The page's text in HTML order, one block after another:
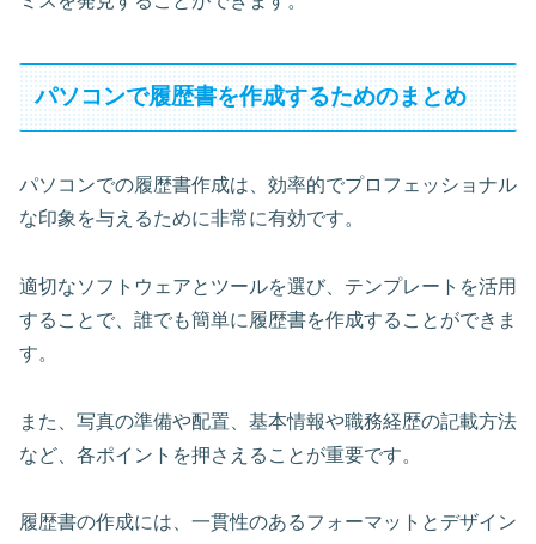
パソコンで履歴書を作成するためのまとめ
パソコンでの履歴書作成は、効率的でプロフェッショナル
な印象を与えるために非常に有効です。
適切なソフトウェアとツールを選び、テンプレートを活用
することで、誰でも簡単に履歴書を作成することができま
す。
また、写真の準備や配置、基本情報や職務経歴の記載方法
など、各ポイントを押さえることが重要です。
履歴書の作成には、 一貫性のあるフォーマットとデザイン